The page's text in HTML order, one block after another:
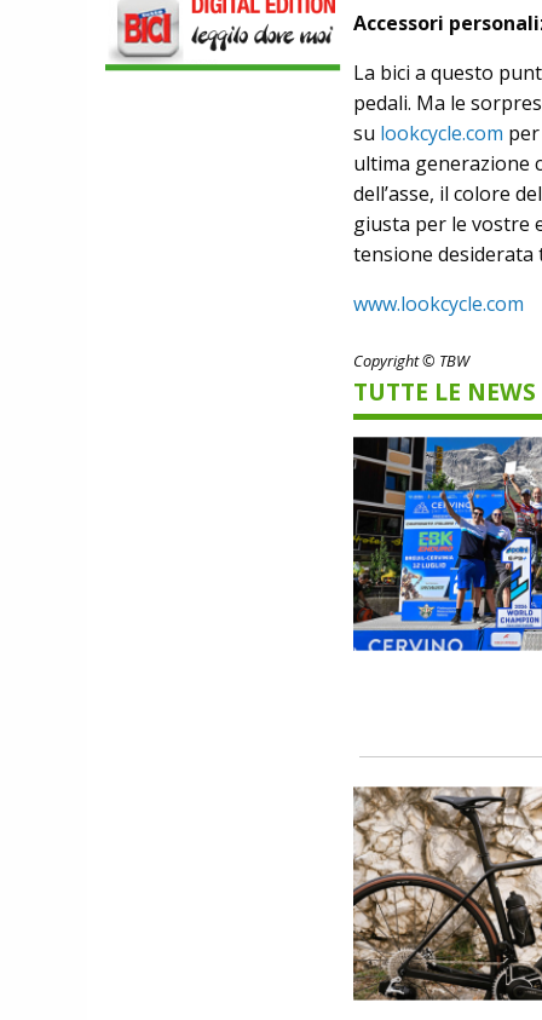
LEGGEREZZA ASSOLUTA E CARATTERE
PER DOMINARE LE VETTE PIU' DURE
EBIKE
Accessori
La bici a questo
pedali. Ma le
su lookcycle.com
ultima generazione
dell’asse, il colore
giusta per le vostre
tensione desiderata
www.lookcycle.com
Copyright © TBW
TUTTE LE NEWS